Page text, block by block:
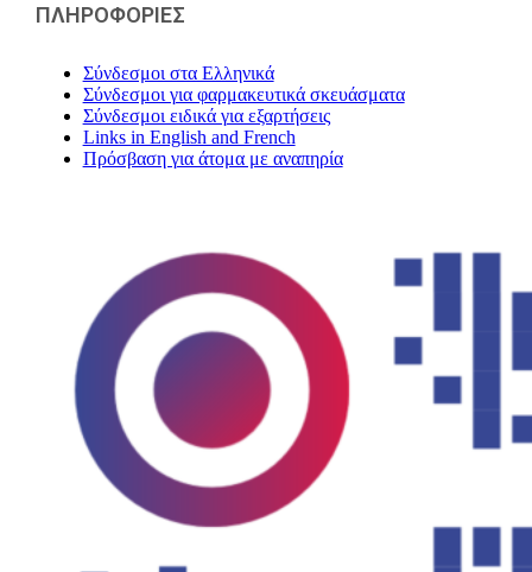
ΠΛΗΡΟΦΟΡΙΕΣ
Σύνδεσμοι στα Ελληνικά
Σύνδεσμοι για φαρμακευτικά σκευάσματα
Σύνδεσμοι ειδικά για εξαρτήσεις
Links in English and French
Πρόσβαση για άτομα με αναπηρία